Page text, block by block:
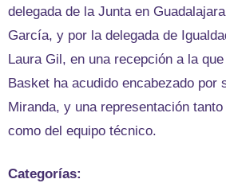
delegada de la Junta en
García, y por la delegada de
Laura Gil, en una recepción a la
Basket ha acudido encabezado por
Miranda, y una representación
como del equipo técnico.
Categorías: